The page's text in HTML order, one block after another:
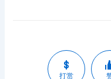
打赏